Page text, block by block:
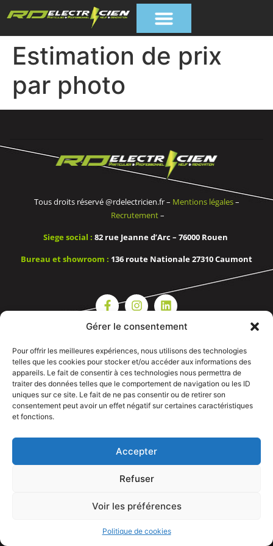
Gérer le consentement
Pour offrir les meilleures expériences, nous utilisons des technologies
telles que les cookies pour stocker et/ou accéder aux informations des
appareils. Le fait de consentir à ces technologies nous permettra de
traiter des données telles que le comportement de navigation ou les ID
uniques sur ce site. Le fait de ne pas consentir ou de retirer son
consentement peut avoir un effet négatif sur certaines caractéristiques
et fonctions.
Accepter
Refuser
Voir les préférences
Politique de cookies
Estimation de prix
par photo
Tous droits réservé @rdelectricien.fr – Mentions légales–
Recrutement–
Siege social : 82 rue Jeanne d’Arc – 76000 Rouen
Bureau et showroom : 136 route Nationale 27310 Caumont
APPELEZ NOUS